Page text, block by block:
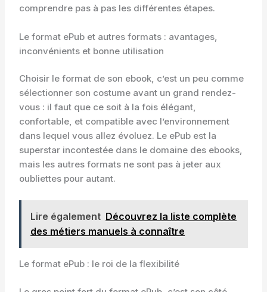
comprendre pas à pas les différentes étapes.
Le format ePub et autres formats : avantages,
inconvénients et bonne utilisation
Choisir le format de son ebook, c’est un peu comme
sélectionner son costume avant un grand rendez-
vous : il faut que ce soit à la fois élégant,
confortable, et compatible avec l’environnement
dans lequel vous allez évoluez. Le ePub est la
superstar incontestée dans le domaine des ebooks,
mais les autres formats ne sont pas à jeter aux
oubliettes pour autant.
Lire également Découvrez la liste complète
des métiers manuels à connaître
Le format ePub : le roi de la flexibilité